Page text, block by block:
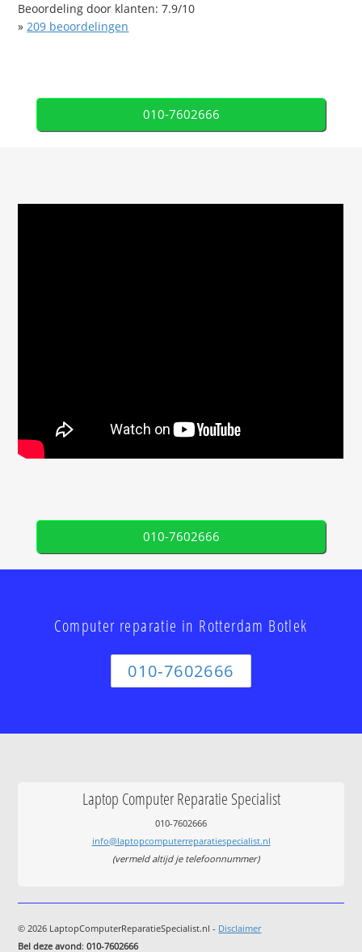
Beoordeling door klanten:7.9/10
»209 beoordelingen
010-7602666
010-7602666
Computer reparatie in Rotterdam Botlek
010-7602666
Laptop Computer Reparatie Specialist
010-7602666
info@laptopcomputerreparatiespecialist.nl
(vermeld altijd je telefoonnummer)
© 2026 LaptopComputerReparatieSpecialist.nl - Disclaimer
Bel deze avond:010-7602666